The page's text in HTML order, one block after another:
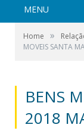
MENU
Home »
MOVEIS SANTA
BENS
2018